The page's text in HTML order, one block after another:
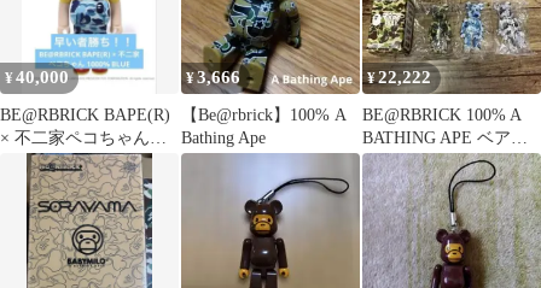
¥40,000
BE@RBRICK BAPE(R)
× 不二家ペコちゃん
1000% BLUE
¥3,666
【Be@rbrick】100% A
Bathing Ape
¥22,222
BE@RBRICK 100% A
BATHING APE ベアブ
リック セット